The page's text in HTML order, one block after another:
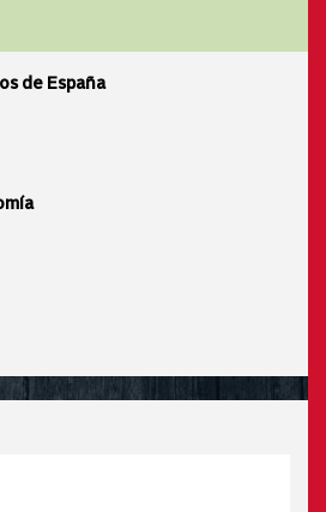
de España